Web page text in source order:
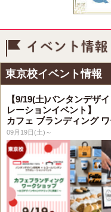
東京校イベント情報
【9/19(土)バンタンデザ
レーションイベント】
カフェ ブランディング
09月19日(土)～